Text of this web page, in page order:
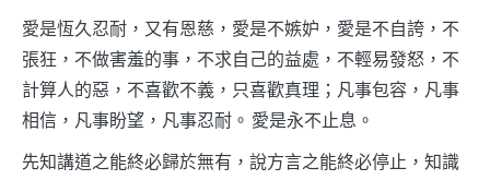
愛是恆久忍耐，又有恩慈，愛是不嫉妒，愛是不自誇，不
張狂，不做害羞的事，不求自己的益處，不輕易發怒，不
計算人的惡，不喜歡不義，只喜歡真理；凡事包容，凡事
相信，凡事盼望，凡事忍耐。 愛是永不止息。
先知講道之能終必歸於無有，說方言之能終必停止，知識